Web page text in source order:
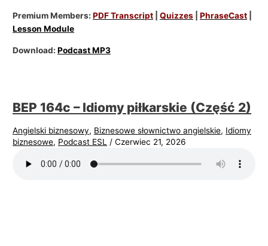
Premium Members:PDF Transcript |Quizzes |PhraseCast
Lesson Module
Download:Podcast MP3
BEP 164c – Idiomy piłkarskie (Część 2)
Angielski biznesowy, Biznesowe słownictwo angielskie, Idiomy
biznesowe, Podcast ESL /Czerwiec 21, 2026